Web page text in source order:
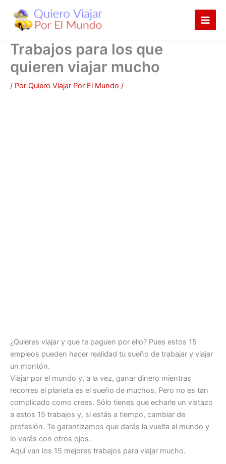
contenido
Trabajos para los que
quieren viajar mucho
/ Por Quiero Viajar Por El Mundo /
¿Quieres viajar y que te paguen por ello? Pues estos 15
empleos pueden hacer realidad tu sueño de trabajar y viajar
un montón.
Viajar por el mundo y, a la vez, ganar dinero mientras
recorres el planeta es el sueño de muchos. Pero no es tan
complicado como crees. Sólo tienes que echarle un vistazo
a estos 15 trabajos y, si estás a tiempo, cambiar de
profesión. Te garantizamos que darás la vuelta al mundo y
lo verás con otros ojos.
Aquí van los 15 mejores trabajos para viajar mucho.